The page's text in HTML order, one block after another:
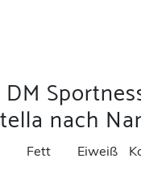
nach
Fett Eiweiß